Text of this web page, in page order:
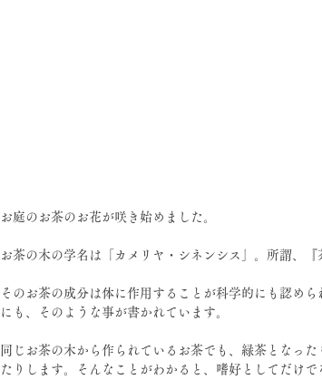
お庭のお茶のお花が咲き始めました。
お茶の木の学名は「カメリヤ・シネンシス」。所謂、
そのお茶の成分は体に作用することが科学的にも認め
にも、そのような事が書かれています。
同じお茶の木から作られているお茶でも、緑茶となっ
たりします。そんなことがわかると、嗜好としてだけ